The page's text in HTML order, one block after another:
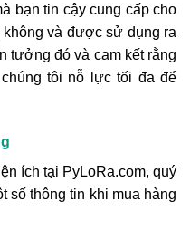
bạn tin cậy cung cấp cho
và được sử dụng ra
tưởng đó và cam kết rằng
tôi nỗ lực tối đa để
ích tại PyLoRa.com, quý
số thông tin khi mua hàng